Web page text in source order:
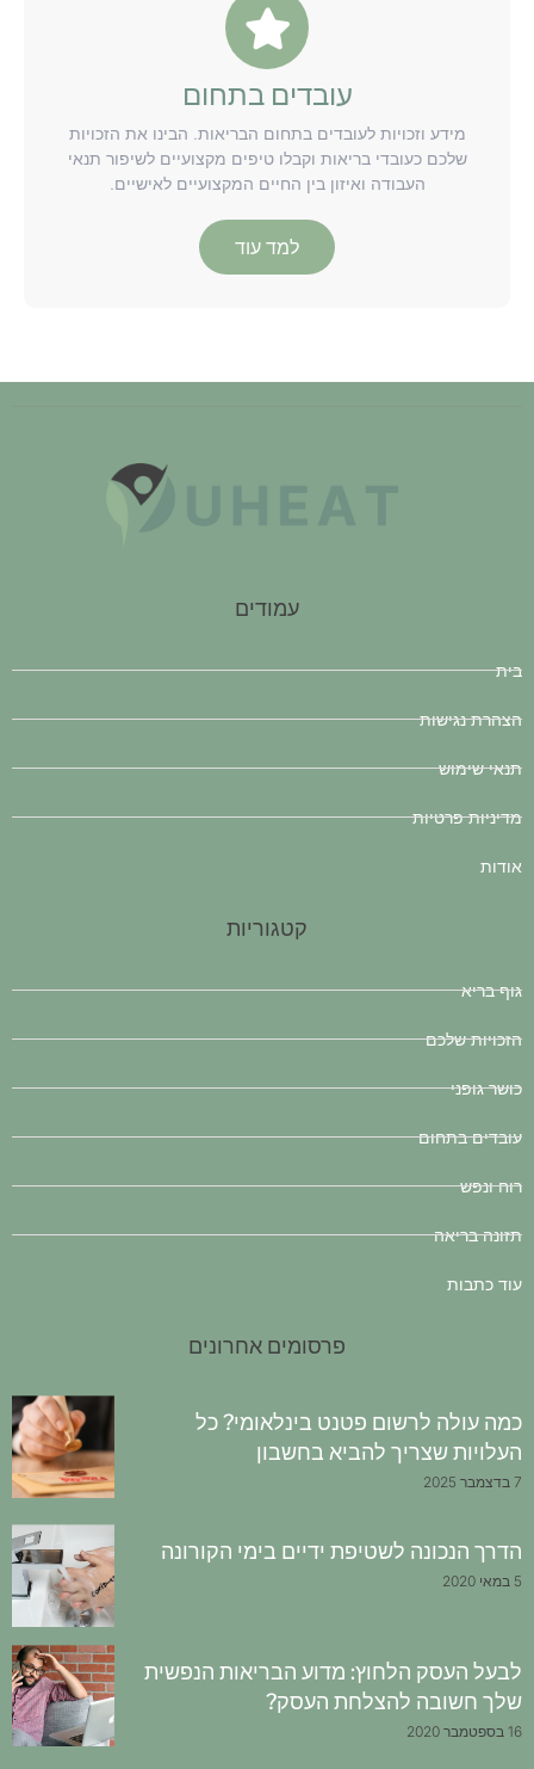
עובדים בתחום
מידע וזכויות לעובדים בתחום הבריאות. הבינו את הזכויות
שלכם כעובדי בריאות וקבלו טיפים מקצועיים לשיפור תנאי
העבודה ואיזון בין החיים המקצועיים לאישיים.
למד עוד
עמודים
בית
הצהרת נגישות
תנאי שימוש
מדיניות פרטיות
אודות
קטגוריות
גוף בריא
הזכויות שלכם
כושר גופני
עובדים בתחום
רוח ונפש
תזונה בריאה
עוד כתבות
פרסומים אחרונים
כמה עולה לרשום פטנט בינלאומי? כל
העלויות שצריך להביא בחשבון
7 בדצמבר 2025
הדרך הנכונה לשטיפת ידיים בימי הקורונה
5 במאי 2020
לבעל העסק הלחוץ: מדוע הבריאות הנפשית
שלך חשובה להצלחת העסק?
16 בספטמבר 2020